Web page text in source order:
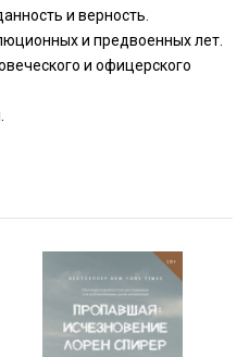
и верность.
и предвоенных лет.
и офицерского